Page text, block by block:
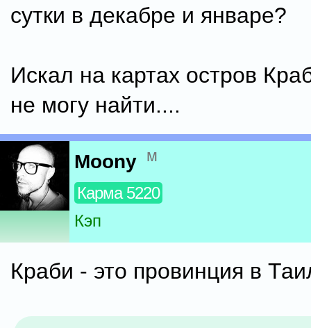
сутки в декабре и январе?
Искал на картах остров
не могу найти....
Moony м
Карма 5220
Кэп
Краби - это провинция в